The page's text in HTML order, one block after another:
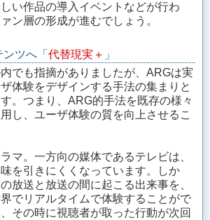
い作品の導入イベントなどが行わ
ン層の形成が進むでしょう。
ツへ「 代替現実＋ 」
でも指摘がありましたが、ARGは実
体験をデザインする手法の集まりと
。つまり、ARG的手法を既存の様々
し、ユーザ体験の質を向上させるこ
マ。一方向の媒体であるテレビは、
を引きにくくなっています。しか
放送と放送の間に起こる出来事を、
でリアルタイムで体験することがで
その時に視聴者が取った行動が次回